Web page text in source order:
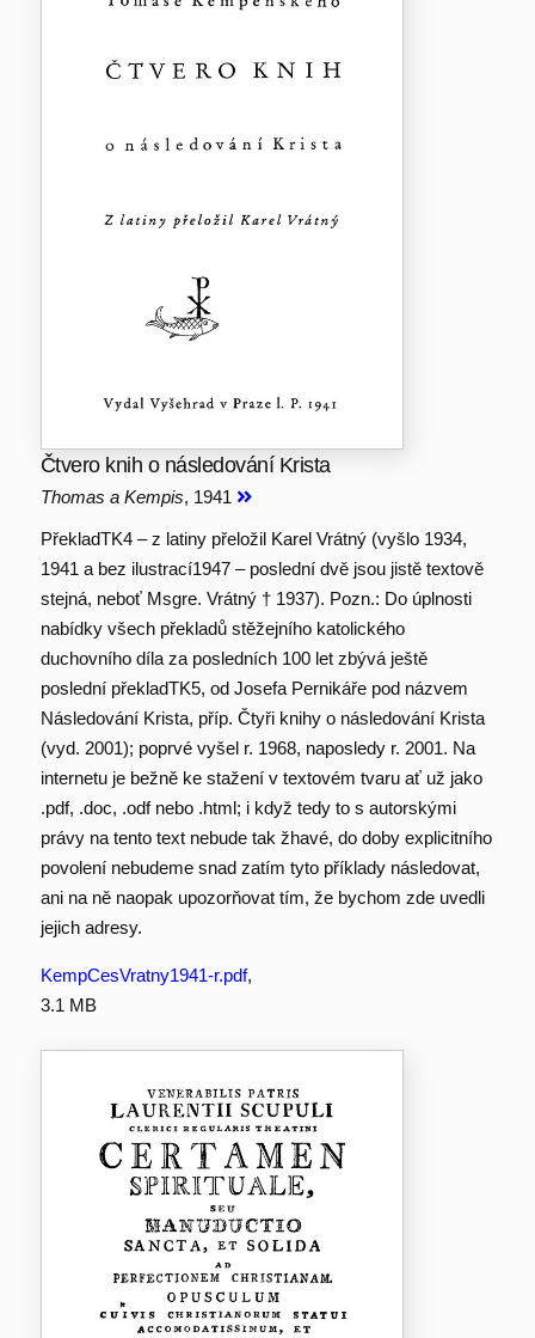
Čtvero knih o následování Krista
Thomas a Kempis, 1941
PřekladTK4 – z latiny přeložil Karel Vrátný (vyšlo 1934,
1941 a bez ilustrací1947 – poslední dvě jsou jistě textově
stejná, neboť Msgre. Vrátný † 1937). Pozn.: Do úplnosti
nabídky všech překladů stěžejního katolického
duchovního díla za posledních 100 let zbývá ještě
poslední překladTK5, od Josefa Pernikáře pod názvem
Následování Krista, příp. Čtyři knihy o následování Krista
(vyd. 2001); poprvé vyšel r. 1968, naposledy r. 2001. Na
internetu je bežně ke stažení v textovém tvaru ať už jako
.pdf, .doc, .odf nebo .html; i když tedy to s autorskými
právy na tento text nebude tak žhavé, do doby explicitního
povolení nebudeme snad zatím tyto příklady následovat,
ani na ně naopak upozorňovat tím, že bychom zde uvedli
jejich adresy.
KempCesVratny1941-r.pdf,
3.1 MB